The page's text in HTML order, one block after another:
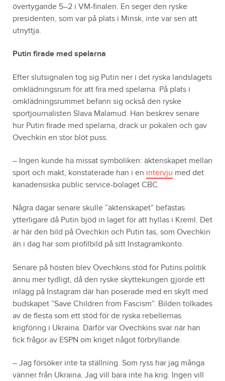
övertygande 5–2 i VM-finalen. En seger den ryske
presidenten, som var på plats i Minsk, inte var sen att
utnyttja.
Putin firade med spelarna
Efter slutsignalen tog sig Putin ner i det ryska landslagets
omklädningsrum för att fira med spelarna. På plats i
omklädningsrummet befann sig också den ryske
sportjournalisten Slava Malamud. Han beskrev senare
hur Putin firade med spelarna, drack ur pokalen och gav
Ovechkin en stor blöt puss.
– Ingen kunde ha missat symboliken: äktenskapet mellan
sport och makt, konstaterade han i en intervju med det
kanadensiska public service-bolaget CBC.
Några dagar senare skulle ”äktenskapet” befästas
ytterligare då Putin bjöd in laget för att hyllas i Kreml. Det
är här den bild på Ovechkin och Putin tas, som Ovechkin
än i dag har som profilbild på sitt Instagramkonto.
Senare på hösten blev Ovechkins stöd för Putins politik
ännu mer tydligt, då den ryske skyttekungen gjorde ett
inlägg på Instagram där han poserade med en skylt med
budskapet ”Save Children from Fascism”. Bilden tolkades
av de flesta som ett stöd för de ryska rebellernas
krigföring i Ukraina. Därför var Ovechkins svar när han
fick frågor av ESPN om kriget något förbryllande.
– Jag försöker inte ta ställning. Som ryss har jag många
vänner från Ukraina. Jag vill bara inte ha krig. Ingen vill